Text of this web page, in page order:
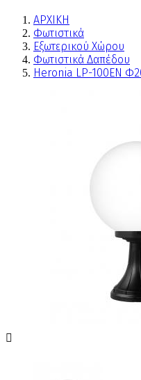
ΑΡΧΙΚΗ
Φωτιστικά
Εξωτερικού Χώρου
Φωτιστικά Δαπέδου
Heronia LP-100ΕΝ
